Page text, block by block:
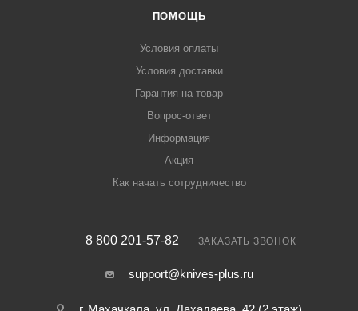
ПОМОЩЬ
Условия оплаты
Условия доставки
Гарантия на товар
Вопрос-ответ
Информация
Акция
Как начать сотрудничество
8 800 201-57-82 ЗАКАЗАТЬ ЗВОНОК
support@knives-plus.ru